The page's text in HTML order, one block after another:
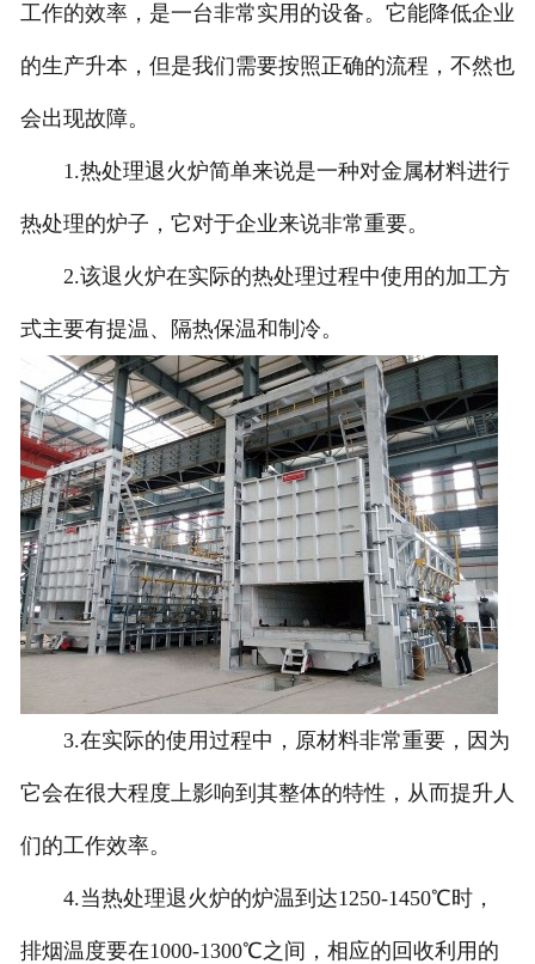
工作的效率，是一台非常实用的设备。它能降低企业
的生产升本，但是我们需要按照正确的流程，不然也
会出现故障。
1.热处理退火炉简单来说是一种对金属材料进行
热处理的炉子，它对于企业来说非常重要。
2.该退火炉在实际的热处理过程中使用的加工方
式主要有提温、隔热保温和制冷。
3.在实际的使用过程中，原材料非常重要，因为
它会在很大程度上影响到其整体的特性，从而提升人
们的工作效率。
4.当热处理退火炉的炉温到达1250-1450℃时，
排烟温度要在1000-1300℃之间，相应的回收利用的